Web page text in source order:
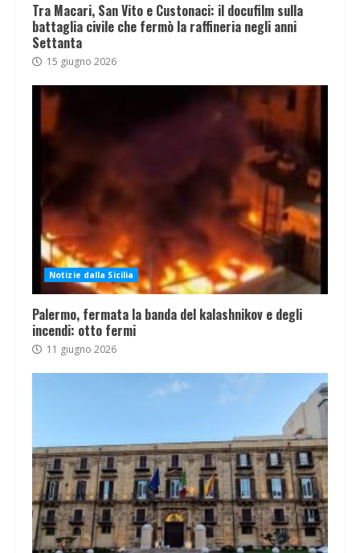
Tra Macari, San Vito e Custonaci: il docufilm sulla
battaglia civile che fermò la raffineria negli anni
Settanta
15 giugno 2026
Notizie dalla Sicilia
Palermo, fermata la banda del kalashnikov e degli
incendi: otto fermi
11 giugno 2026